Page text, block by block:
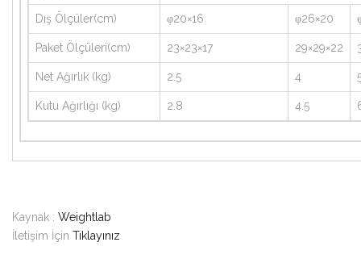
Dış Ölçüler(cm) φ20×16 φ26×20
Paket Ölçüleri(cm) 23×23×17 29×29×22
Net Ağırlık (kg) 2.5 4
Kutu Ağırlığı (kg) 2.8 4.5
Kaynak : Weightlab
İletişim İçin Tıklayınız